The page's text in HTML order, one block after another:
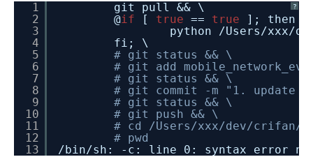
?
1
2
3
4
5
6
7
8
9
10
11
12
13
git pull && \
@if [ true == true
]; then \
python /Users/xxx/
fi; \
# git status && \
# git add
# git status && \
# git commit -m "1. update
# git status && \
# git push && \
# cd /Users/xxx/dev/crifan/
# pwd
/bin/sh: -c: line 0: syntax error